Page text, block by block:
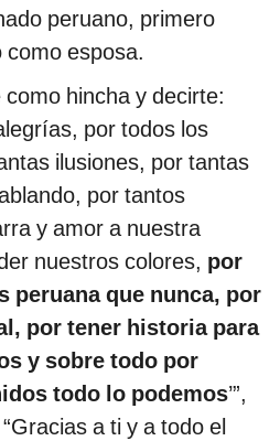
peruano, primero
como esposa.
hincha y decirte:
por todos los
ilusiones, por tantas
por tantos
y amor a nuestra
nuestros colores, por
peruana que nunca, por
por tener historia para
y sobre todo por
todo lo podemos’”,
a ti y a todo el